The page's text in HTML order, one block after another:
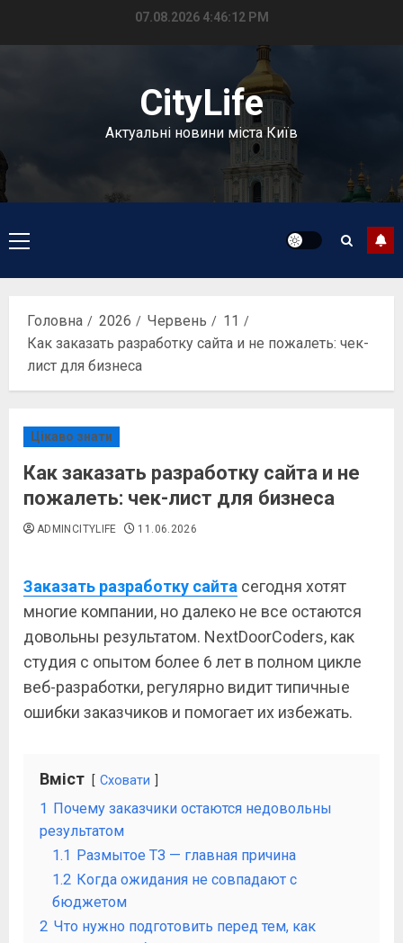
07.08.2026 4:46:14 PM
CityLife
Актуальні новини міста Київ
Головне
меню
Головна 2026 Червень
11
Как заказать разработку сайта и не пожалеть: чек-
лист для бизнеса
Цікаво знати
Как заказать разработку сайта и не
пожалеть: чек-лист для бизнеса
ADMINCITYLIFE 11.06.2026
Заказать разработку сайта сегодня хотят
многие компании, но далеко не все остаются
довольны результатом. NextDoorCoders, как
студия с опытом более 6 лет в полном цикле
веб-разработки, регулярно видит типичные
ошибки заказчиков и помогает их избежать.
Вміст Сховати
1 Почему заказчики остаются недовольны
результатом
1.1 Размытое ТЗ — главная причина
1.2 Когда ожидания не совпадают с
бюджетом
2 Что нужно подготовить перед тем, как